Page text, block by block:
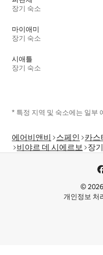
장기 숙소
마이애미
장기 숙소
시애틀
장기 숙소
* 특정 지역 및 숙소에는 일부
에어비앤비 스페인 카스
비야르 데 시에르보 장
©
개인정보 처